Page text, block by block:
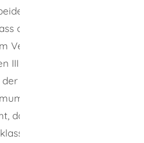
Eheleute erzielt.
der Steuerabzug bei
Verhältnis höher ist als
III und IV. Dies beruht
Steuerklasse V der
zustehende
dafür aber in doppelter
III berücksichtigt